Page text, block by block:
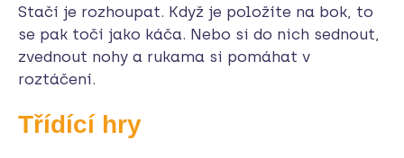
Stačí je rozhoupat. Když je položíte na bok, to
se pak točí jako káča. Nebo si do nich sednout,
zvednout nohy a rukama si pomáhat v
roztáčení.
Třídící hry